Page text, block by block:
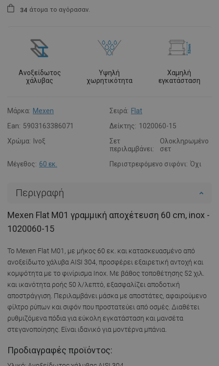
34 άτομα το αγόρασαν.
Ανοξείδωτος
χάλυβας
Υψηλή
χωρητικότητα
Χαμηλή
εγκατάσταση
Μάρκα: Mexen Σειρά: Flat
Ean: 5903163386071 Δείκτης: 1020060-15
Χρώμα: Ινοξ
Σετ
περιλαμβάνει:
Ολοκληρωμένο
σετ
Μέγεθος: 60 εκ. Περιστρεφόμενο σιφόνι: Όχι
Περιγραφή
Mexen Flat M01 γραμμική αποχέτευση 60 cm, inox -
1020060-15
Το Mexen Flat M01, με μήκος 60 εκ. και κατασκευασμένο από
ανοξείδωτο χάλυβα AISI 304, προσφέρει εξαιρετική αντοχή και
κομψότητα με το φινίρισμα Inox. Με βάθος τοποθέτησης 52 χιλ.
και ικανότητα ροής 50 λ/λεπτό, εξασφαλίζει αποδοτική
αποστράγγιση. Περιλαμβάνει μάσκα με αποστάτες, αφαιρούμενο
φίλτρο ρύπων και σιφόν που προστατεύει από οσμές. Διαθέτει
ρυθμιζόμενα πόδια για εύκολη εγκατάσταση και μανσέτα
στεγανοποίησης. Είναι ιδανικό για μοντέρνα μπάνια.
Προδιαγραφές προϊόντος: